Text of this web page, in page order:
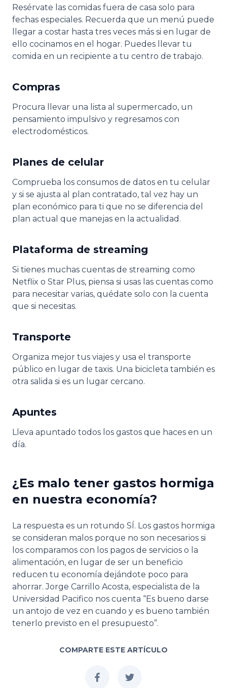
Resérvate las comidas fuera de casa solo para
fechas especiales. Recuerda que un menú puede
llegar a costar hasta tres veces más si en lugar de
ello cocinamos en el hogar. Puedes llevar tu
comida en un recipiente a tu centro de trabajo.
Compras
Procura llevar una lista al supermercado, un
pensamiento impulsivo y regresamos con
electrodomésticos.
Planes de celular
Comprueba los consumos de datos en tu celular
y si se ajusta al plan contratado, tal vez hay un
plan económico para ti que no se diferencia del
plan actual que manejas en la actualidad.
Plataforma de streaming
Si tienes muchas cuentas de streaming como
Netflix o Star Plus, piensa si usas las cuentas como
para necesitar varias, quédate solo con la cuenta
que si necesitas.
Transporte
Organiza mejor tus viajes y usa el transporte
público en lugar de taxis. Una bicicleta también es
otra salida si es un lugar cercano.
Apuntes
Lleva apuntado todos los gastos que haces en un
día.
¿Es malo tener gastos hormiga
en nuestra economía?
La respuesta es un rotundo SÍ. Los gastos hormiga
se consideran malos porque no son necesarios si
los comparamos con los pagos de servicios o la
alimentación, en lugar de ser un beneficio
reducen tu economía dejándote poco para
ahorrar. Jorge Carrillo Acosta, especialista de la
Universidad Pacifico nos cuenta “Es bueno darse
un antojo de vez en cuando y es bueno también
tenerlo previsto en el presupuesto”.
COMPARTE ESTE ARTÍCULO
facebooktwitter